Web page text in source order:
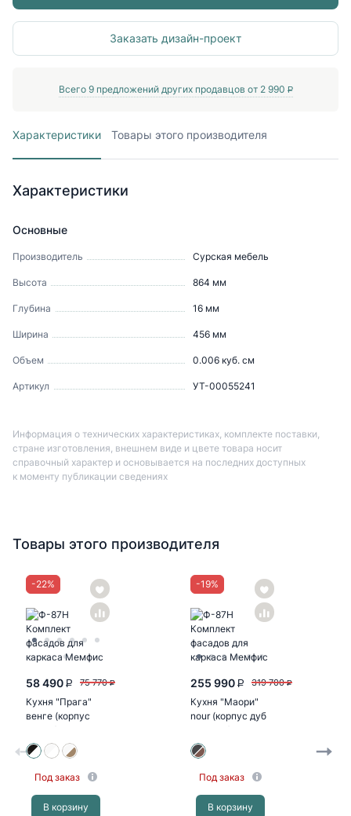
Заказать дизайн-проект
Всего 9предложений других продавцов от 2 990 P
Характеристики Товары этого производителя
Характеристики
Основные
Производитель Сурская мебель
Высота 864 мм
Глубина 16 мм
Ширина 456 мм
Объем 0.006 куб. см
Артикул УТ-00055241
Информация о технических характеристиках, комплекте поставки,
стране изготовления, внешнем виде и цвете товара носит
справочный характер и основывается на последних доступных
к моменту публикации сведениях
Товары этого производителя
-22%
58 490 P 75 770 P
Кухня "Прага"
венге (корпус
Под заказ
В корзину
-19%
255 990 P 319 700 P
Кухня "Маори"
nour (корпус дуб
Под заказ
В корзину